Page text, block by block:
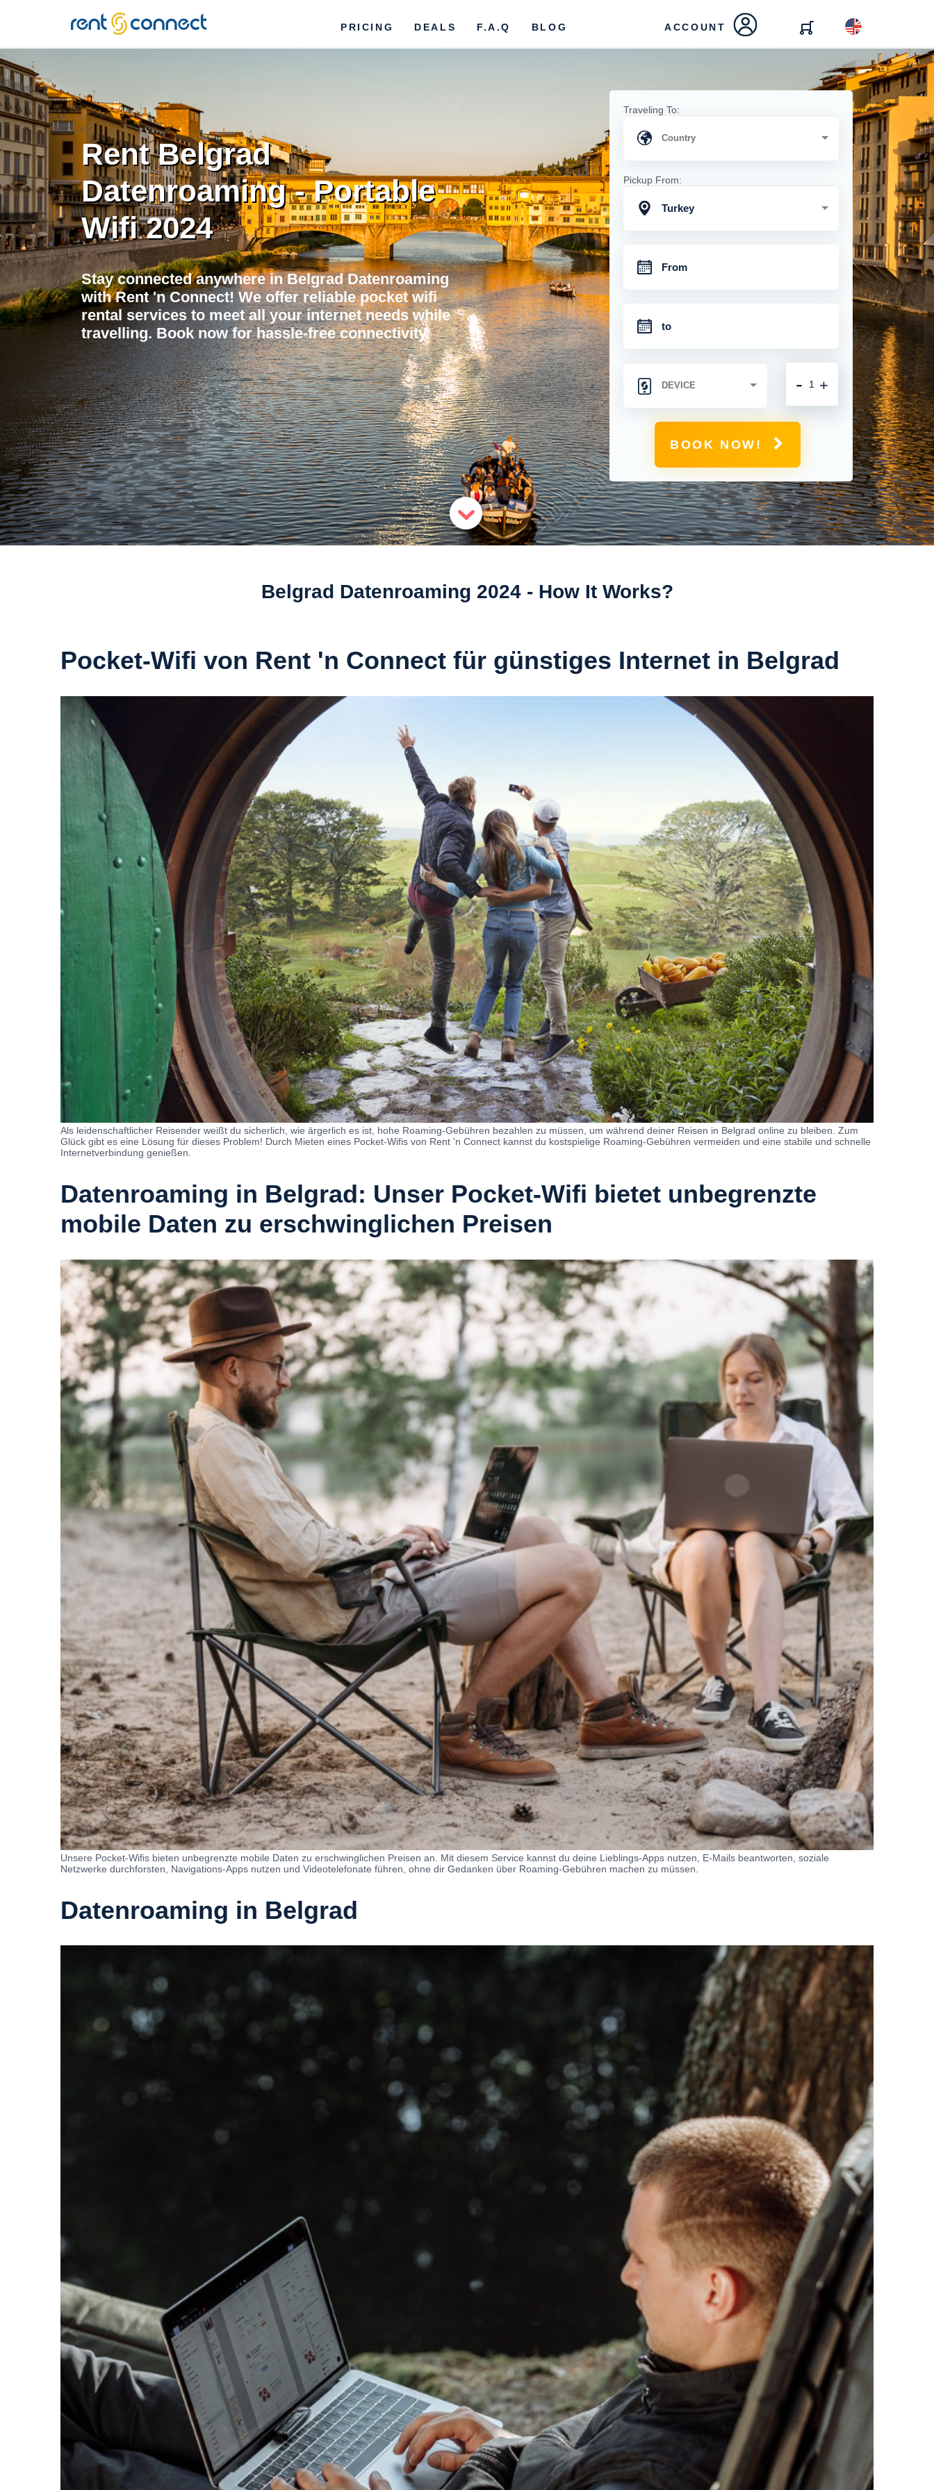
RENT'N
CONNECT
PRICING DEALS F.A.Q BLOG ACCOUNT
Rent Belgrad
Datenroaming - Portable
Wifi 2024
Stay connected anywhere in Belgrad Datenroaming
with Rent 'n Connect! We offer reliable pocket wifi
rental services to meet all your internet needs while
travelling. Book now for hassle-free connectivity.
Traveling To:
Pickup From:
Turkey
+
-
BOOK NOW!
Belgrad Datenroaming 2024 - How It Works?
Pocket-Wifi von Rent 'n Connect für günstiges Internet in Belgrad
Als leidenschaftlicher Reisender weißt du sicherlich, wie ärgerlich es ist, hohe Roaming-Gebühren bezahlen zu müssen, um während deiner Reisen in Belgrad online zu bleiben. Zum
Glück gibt es eine Lösung für dieses Problem! Durch Mieten eines Pocket-Wifis von Rent 'n Connect kannst du kostspielige Roaming-Gebühren vermeiden und eine stabile und schnelle
Internetverbindung genießen.
Datenroaming in Belgrad: Unser Pocket-Wifi bietet unbegrenzte
mobile Daten zu erschwinglichen Preisen
Unsere Pocket-Wifis bieten unbegrenzte mobile Daten zu erschwinglichen Preisen an. Mit diesem Service kannst du deine Lieblings-Apps nutzen, E-Mails beantworten, soziale
Netzwerke durchforsten, Navigations-Apps nutzen und Videotelefonate führen, ohne dir Gedanken über Roaming-Gebühren machen zu müssen.
Datenroaming in Belgrad